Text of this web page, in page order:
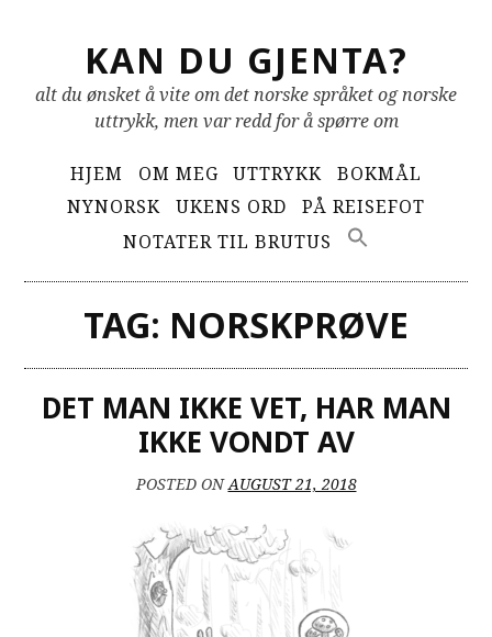
content KAN DU GJENTA?
alt du ønsket å vite om det norske språket og norske
uttrykk, men var redd for å spørre om
Primary
Menu
HJEM OM MEG UTTRYKK
BOKMÅL
NYNORSK
UKENS ORD
PÅ REISEFOT
NOTATER TIL BRUTUS
TAG: NORSKPRØVE
DET MAN IKKE VET, HAR MAN
IKKE VONDT AV
POSTED ONAUGUST 21, 2018